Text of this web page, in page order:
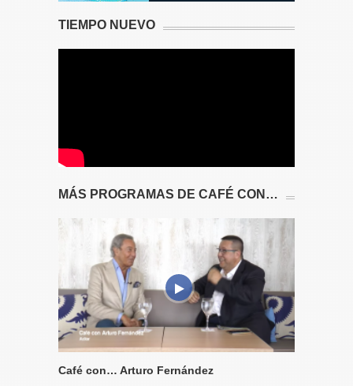
TIEMPO NUEVO
MÁS PROGRAMAS DE CAFÉ CON…
Café con… Arturo Fernández